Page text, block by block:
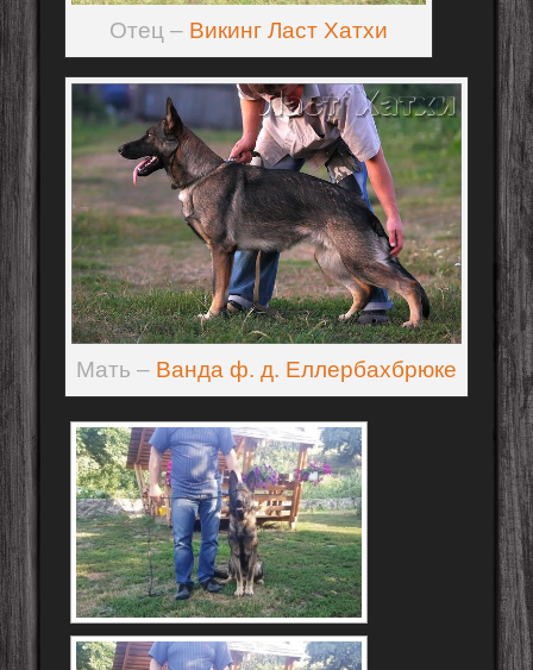
Отец – Викинг Ласт Хатхи
Мать – Ванда ф. д. Еллербахбрюке